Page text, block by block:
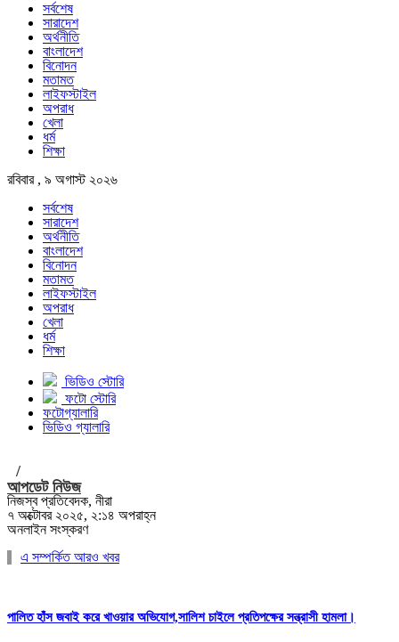
সর্বশেষ
সারাদেশ
অর্থনীতি
বাংলাদেশ
বিনোদন
মতামত
লাইফস্টাইল
অপরাধ
খেলা
ধর্ম
শিক্ষা
রবিবার , ৯ অগাস্ট ২০২৬
সর্বশেষ
সারাদেশ
অর্থনীতি
বাংলাদেশ
বিনোদন
মতামত
লাইফস্টাইল
অপরাধ
খেলা
ধর্ম
শিক্ষা
ভিডিও স্টোরি
ফটো স্টোরি
ফটোগ্যালারি
ভিডিও গ্যালারি
/
আপডেট নিউজ
নিজস্ব প্রতিবেদক, নীরা
৭ অক্টোবর ২০২৫, ২:১৪ অপরাহ্ন
অনলাইন সংস্করণ
এ সম্পর্কিত আরও খবর
পালিত হাঁস জবাই করে খাওয়ার অভিযোগ,সালিশ চাইলে প্রতিপক্ষের সন্ত্রাসী হামলা।